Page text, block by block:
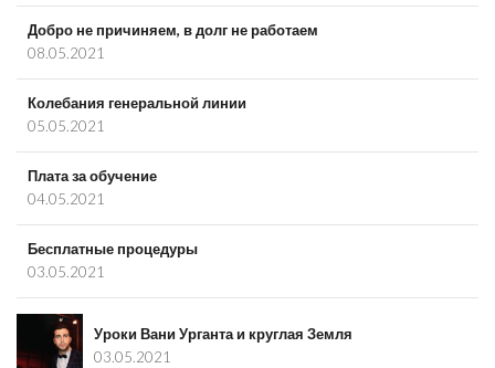
Добро не причиняем, в долг не работаем
08.05.2021
Колебания генеральной линии
05.05.2021
Плата за обучение
04.05.2021
Бесплатные процедуры
03.05.2021
Уроки Вани Урганта и круглая Земля
03.05.2021